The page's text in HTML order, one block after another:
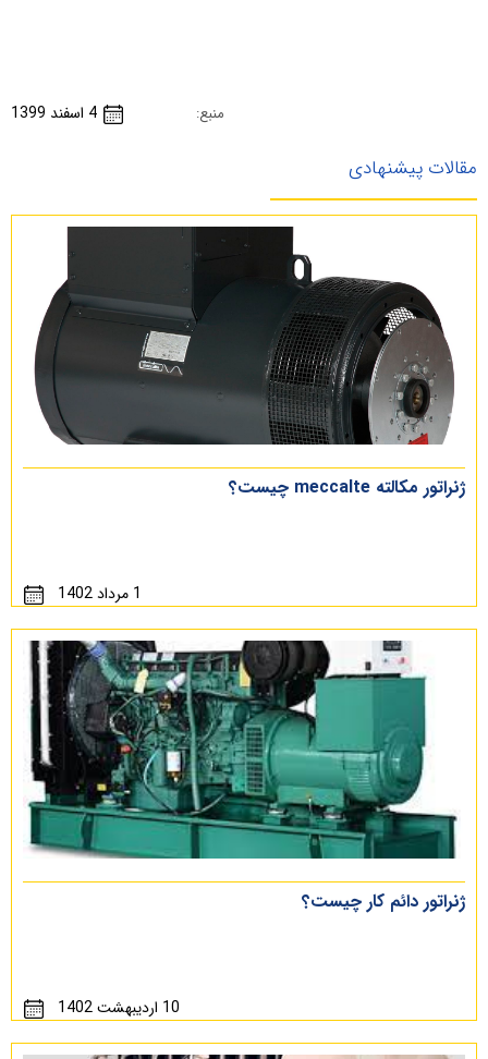
4 اسفند 1399 منبع:
مقالات پیشنهادی
ژنراتور مکالته meccalte چیست؟
1 مرداد 1402
ژنراتور دائم کار چیست؟
10 اردیبهشت 1402